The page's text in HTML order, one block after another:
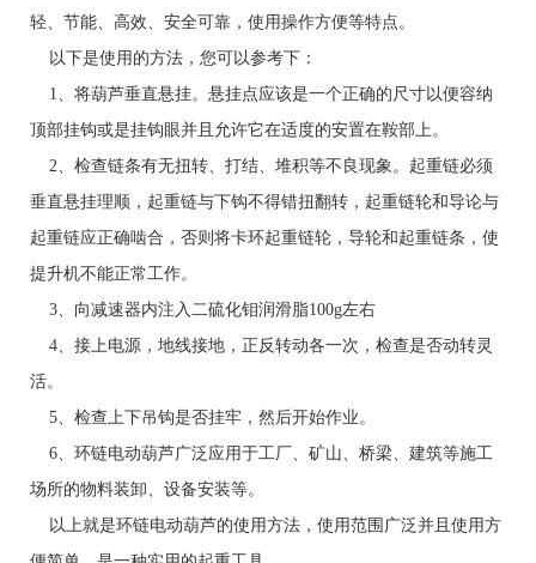
轻、节能、高效、安全可靠，使用操作方便等特点。
以下是使用的方法，您可以参考下：
1、将葫芦垂直悬挂。悬挂点应该是一个正确的尺寸以便容纳
顶部挂钩或是挂钩眼并且允许它在适度的安置在鞍部上。
2、检查链条有无扭转、打结、堆积等不良现象。起重链必须
垂直悬挂理顺，起重链与下钩不得错扭翻转，起重链轮和导论与
起重链应正确啮合，否则将卡环起重链轮，导轮和起重链条，使
提升机不能正常工作。
3、向减速器内注入二硫化钼润滑脂100g左右
4、接上电源，地线接地，正反转动各一次，检查是否动转灵
活。
5、检查上下吊钩是否挂牢，然后开始作业。
6、环链电动葫芦广泛应用于工厂、矿山、桥梁、建筑等施工
场所的物料装卸、设备安装等。
以上就是环链电动葫芦的使用方法，使用范围广泛并且使用方